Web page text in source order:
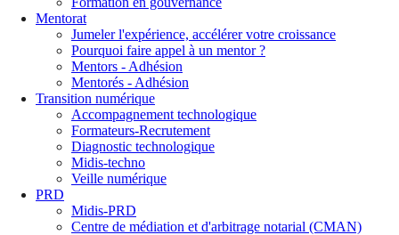
Mentorat
Jumeler l'expérience, accélérer votre croissance
Pourquoi faire appel à un mentor ?
Mentors - Adhésion
Mentorés - Adhésion
Transition numérique
Accompagnement technologique
Formateurs-Recrutement
Diagnostic technologique
Midis-techno
Veille numérique
PRD
Midis-PRD
Centre de médiation et d'arbitrage notarial (CMAN)